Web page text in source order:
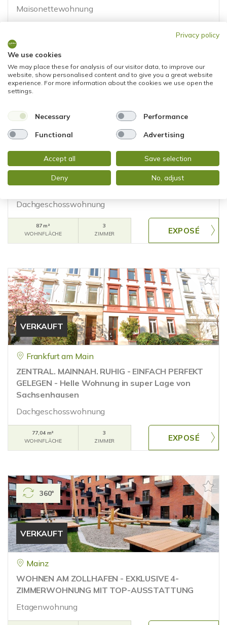
Maisonettewohnung
278.000,- € NEU
Wiesbaden
FERNBLICK INKLUSIVE! HELLE WOHNUNG IN
BELIEBTER LAGE
Dachgeschosswohnung
87 m²
WOHNFLÄCHE
3
ZIMMER
VERKAUFT
Frankfurt am Main
ZENTRAL. MAINNAH. RUHIG - EINFACH PERFEKT
GELEGEN - Helle Wohnung in super Lage von
Sachsenhausen
Dachgeschosswohnung
77,04 m²
WOHNFLÄCHE
3
ZIMMER
VERKAUFT
360°
Mainz
WOHNEN AM ZOLLHAFEN - EXKLUSIVE 4-
ZIMMERWOHNUNG MIT TOP-AUSSTATTUNG
Etagenwohnung
Privacy policy
We use cookies
We may place these for analysis of our visitor data, to improve our
website, show personalised content and to give you a great website
experience. For more information about the cookies we use open the
settings.
Necessary Performance
Functional Advertising
Accept all Save selection
Deny No, adjust